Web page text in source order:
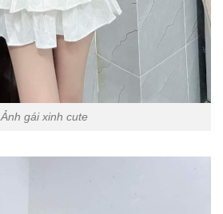
Ảnh gái xinh cute